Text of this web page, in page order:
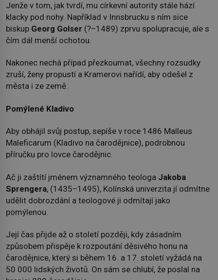
Jenže v tom, jak tvrdí, mu církevní autority stále hází
klacky pod nohy. Například v Innsbrucku s ním sice
biskup Georg Golser (?–1489) zprvu spolupracuje, ale s
čím dál menší ochotou.
Nakonec nechá případ přezkoumat, všechny rozsudky
zruší, ženy propustí a Kramerovi nařídí, aby odešel z
města i ze země.
Pomýlené Kladivo
Aby obhájil svůj postup, sepíše v roce 1486 Malleus
Maleficarum (Kladivo na čarodějnice), podrobnou
příručku pro lovce čarodějnic.
Ač ji zaštítí jménem významného teologa Jakoba
Sprengera, (1435–1495), Kolínská univerzita jí odmítne
udělit dobrozdání a teologové ji odmítají jako
pomýlenou.
Její čas přijde až o století později, kdy zásadním
způsobem přispěje k rozpoutání děsivého honu na
čarodějnice, který si během 16. a 17. století vyžádá na
50 000 lidských životů. On sám se chlubí, že poslal na